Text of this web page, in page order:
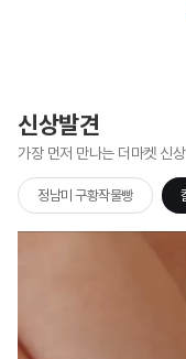
신상발견
가장 먼저 만나는 더마켓 신상
구황작물빵 칼보 참치캔